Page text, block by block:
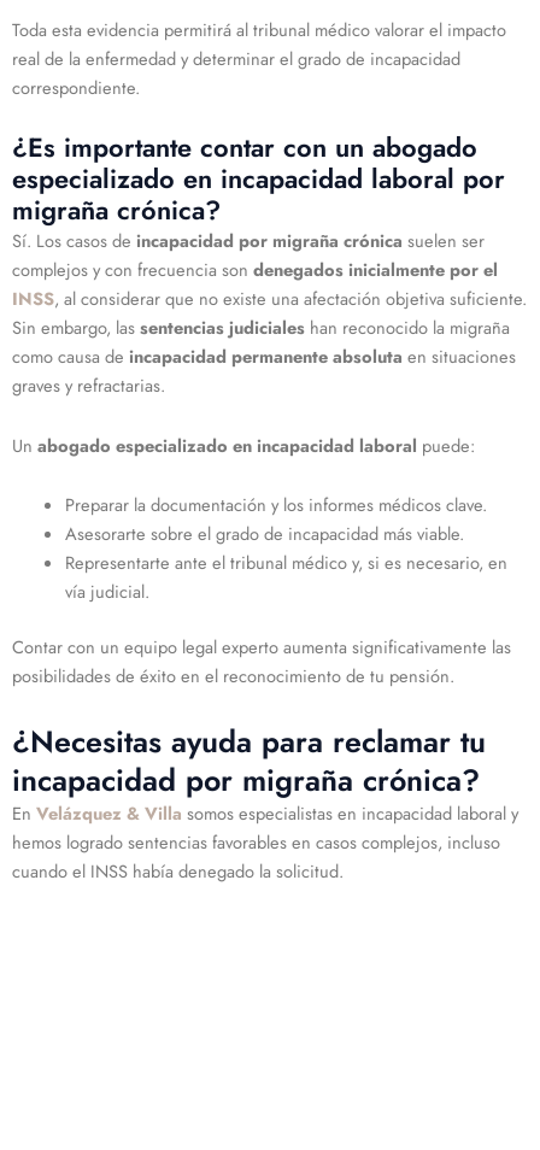
Toda esta evidencia permitirá al tribunal médico valorar el impacto
real de la enfermedad y determinar el grado de incapacidad
correspondiente.
¿Es importante contar con un abogado
especializado en incapacidad laboral por
migraña crónica?
Sí. Los casos de incapacidad por migraña crónica suelen ser
complejos y con frecuencia son denegados inicialmente por el
INSS, al considerar que no existe una afectación objetiva suficiente.
Sin embargo, lassentencias judiciales han reconocido la migraña
como causa de incapacidad permanente absoluta en situaciones
graves y refractarias.
Un abogado especializado en incapacidad laboral puede:
Preparar la documentación y los informes médicos clave.
Asesorarte sobre el grado de incapacidad más viable.
Representarte ante el tribunal médico y, si es necesario, en
vía judicial.
Contar con un equipo legal experto aumenta significativamente las
posibilidades de éxito en el reconocimiento de tu pensión.
¿Necesitas ayuda para reclamar tu
incapacidad por migraña crónica?
En Velázquez & Villa somos especialistas en incapacidad laboral y
hemos logrado sentencias favorables en casos complejos, incluso
cuando el INSS había denegado la solicitud.